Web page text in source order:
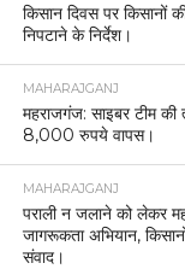
किसान दिवस पर किसानों
निपटाने के निर्देश।
MAHARAJGANJ
महराजगंज: साइबर टीम की
8,000 रुपये वापस।
MAHARAJGANJ
पराली न जलाने को लेकर
जागरूकता अभियान,
संवाद।